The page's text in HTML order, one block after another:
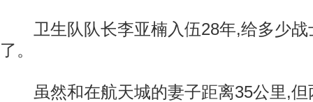
卫生队队长李亚楠入伍28年,给多少战
了。
虽然和在航天城的妻子距离35公里,但